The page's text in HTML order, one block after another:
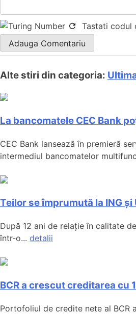
Tastati codul
Alte stiri din categoria:
La bancomatele CEC Bank
CEC Bank lansează în premieră
intermediul bancomatelor
Teilor se împrumută la ING
După 12 ani de relație în calitate
într-o... detalii
BCR a crescut creditarea cu
Portofoliul de credite nete al BCR